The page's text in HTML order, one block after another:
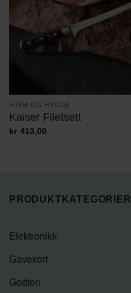
HJEM OG HYGGE
Kaiser Filetsett
kr 413,00
PRODUKTKATEGORIER
Elektronikk
Gavekort
Godteri